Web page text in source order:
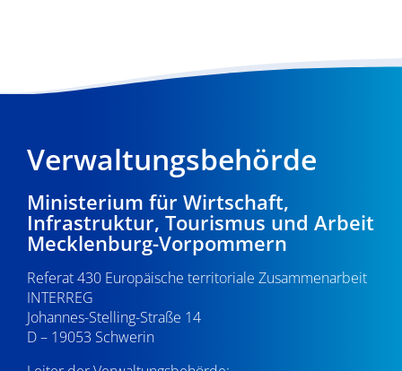
Verwaltungsbehörde
Ministerium für Wirtschaft,
Infrastruktur, Tourismus und Arbeit
Mecklenburg-Vorpommern
Referat 430 Europäische territoriale Zusammenarbeit
INTERREG
Johannes-Stelling-Straße 14
D – 19053 Schwerin